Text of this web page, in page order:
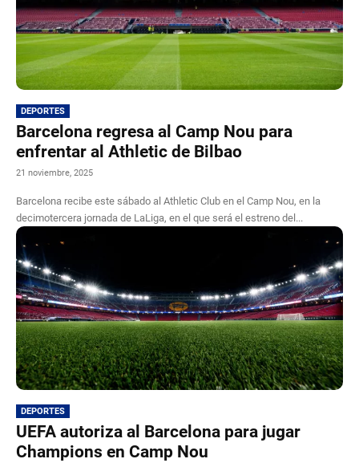
DEPORTES
Barcelona regresa al Camp Nou para
enfrentar al Athletic de Bilbao
21 noviembre, 2025
Barcelona recibe este sábado al Athletic Club en el Camp Nou, en la
decimotercera jornada de LaLiga, en el que será el estreno del...
DEPORTES
UEFA autoriza al Barcelona para jugar
Champions en Camp Nou